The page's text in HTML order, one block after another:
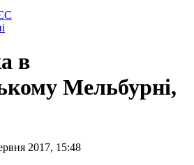
в
Мельбурні,
2017, 15:48